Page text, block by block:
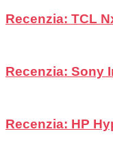
Recenzia: TCL
Recenzia: Sony
Recenzia: HP